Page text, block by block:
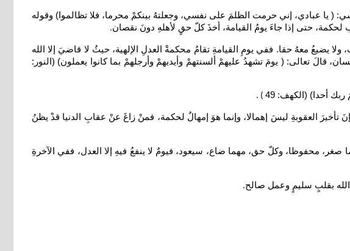
يا عبادي، إني حرمت الظلمَ على نفسي، وجعلتهُ بينكمْ محرما، فلا تظالموا) وقوله
.
يضيعُ معهُ حقا. ففي يومِ القيامةِ تقامُ محكمةْ العدلِ الإلهية، حيثُ لا قاضيَ إلا الله
قالَ تعالى: ( يومَ تشهدُ عليهمْ ألسنتهمْ وأيديهمْ وأرجلهمْ بما كانوا يعملون) (النور:
أحدا) (الكهف: 49 ) .
تأخيرَ العقوبةِ ليسَ إهمالا، وإنما هوَ إمهالٌ لحكمة، فمنْ زاغَ عنْ عقابِ الدنيا قدْ يظنُ
ذرةٍ خيرا يره، ومنْ يعملْ مثقالَ ذرةٍ شرا يره) (الزلزلة: 7- 8) ، فكلّ ظلم، مهما صغر، محفوظا، وكلّ حق، مهما ضاع، سيعود، فيومٌ لا ينفعُ فيهِ إلا العدل، ففي الآخرةِ
الله بقلبٍ سليمٍ وعمل صالح.